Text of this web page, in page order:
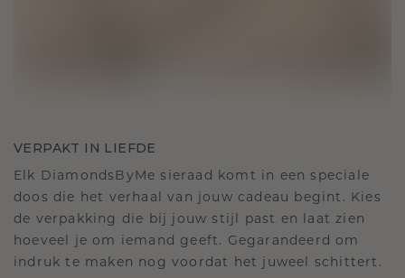
VERPAKT IN LIEFDE
Elk DiamondsByMe sieraad komt in een speciale
doos die het verhaal van jouw cadeau begint. Kies
de verpakking die bij jouw stijl past en laat zien
hoeveel je om iemand geeft. Gegarandeerd om
indruk te maken nog voordat het juweel schittert.